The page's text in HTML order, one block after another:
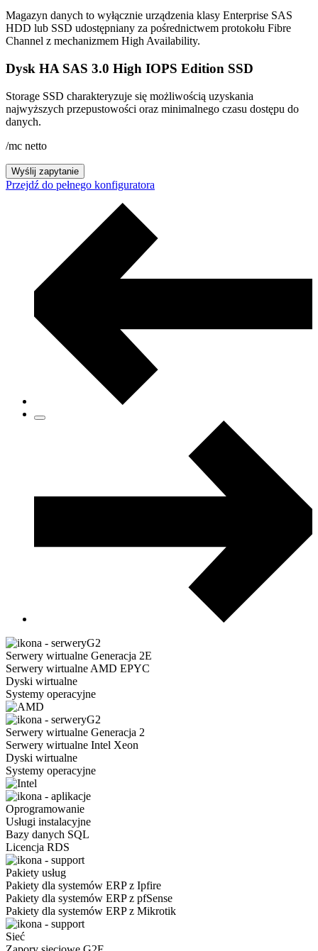
Magazyn danych to wyłącznie urządzenia klasy Enterprise SAS
HDD lub SSD udostępniany za pośrednictwem protokołu Fibre
Channel z mechanizmem High Availability.
Dysk HA SAS 3.0 High IOPS Edition SSD
Storage SSD charakteryzuje się możliwością uzyskania
najwyższych przepustowości oraz minimalnego czasu dostępu do
danych.
/mc netto
Wyślij zapytanie
Przejdź do pełnego konfiguratora
Serwery wirtualne Generacja 2E
Serwery wirtualne AMD EPYC
Dyski wirtualne
Systemy operacyjne
Serwery wirtualne Generacja 2
Serwery wirtualne Intel Xeon
Dyski wirtualne
Systemy operacyjne
Oprogramowanie
Usługi instalacyjne
Bazy danych SQL
Licencja RDS
Pakiety usług
Pakiety dla systemów ERP z Ipfire
Pakiety dla systemów ERP z pfSense
Pakiety dla systemów ERP z Mikrotik
Sieć